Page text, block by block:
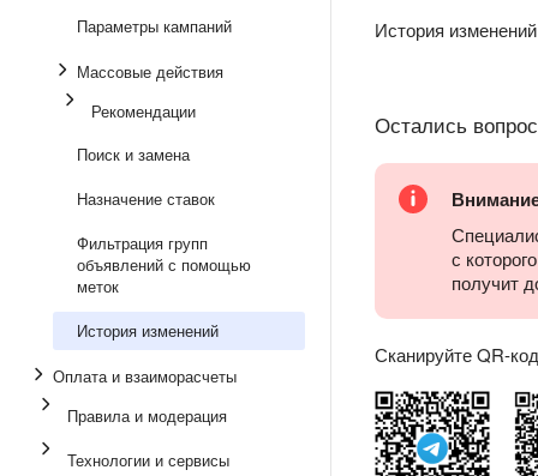
Параметры кампаний
Массовые действия
Рекомендации
Поиск и замена
Назначение ставок
Фильтрация групп
объявлений с помощью
меток
История изменений
Оплата и взаиморасчеты
Правила и модерация
Технологии и сервисы
История
Остались
с
получит
Сканируйте QR-